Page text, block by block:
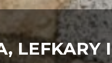
LEFKARY I